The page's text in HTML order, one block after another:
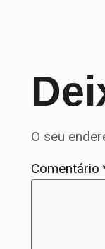
O seu
Comentário